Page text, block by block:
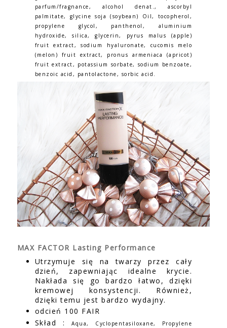
parfum/fragnance, alcohol denat., ascorbyl
palmitate, glycine soja (soybean) Oil, tocopherol,
propylene glycol, panthenol, aluminium
hydroxide, silica, glycerin, pyrus malus (apple)
fruit extract, sodium hyaluronate, cucomis melo
(melon) fruit extract, pronus armeniaca (apricot)
fruit extract, potassium sorbate, sodium benzoate,
benzoic acid, pantolactone, sorbic acid.
MAX FACTOR Lasting Performance
Utrzymuje się na twarzy przez cały
dzień, zapewniając idealne krycie.
Nakłada się go bardzo łatwo, dzięki
kremowej konsystencji. Również,
dzięki temu jest bardzo wydajny.
odcień 100 FAIR
Skład :
Aqua, Cyclopentasiloxane, Propylene